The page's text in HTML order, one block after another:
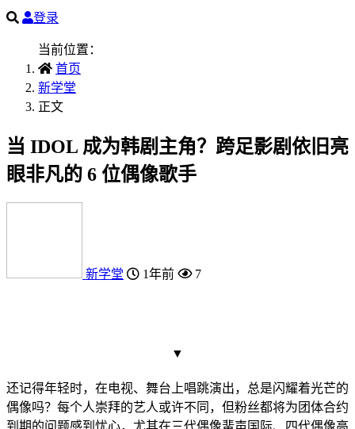
登录
当前位置：
首页
新学堂
正文
当 IDOL 成为韩剧主角？跨足影剧依旧亮
眼非凡的 6 位偶像歌手
新学堂 1年前 7
▼
还记得年轻时，在电视、舞台上唱跳演出，总是闪耀着光芒的
偶像吗？每个人崇拜的艺人或许不同，但粉丝都将为团体合约
到期的问题感到忧心，尤其在三代偶像蜚声国际、四代偶像高